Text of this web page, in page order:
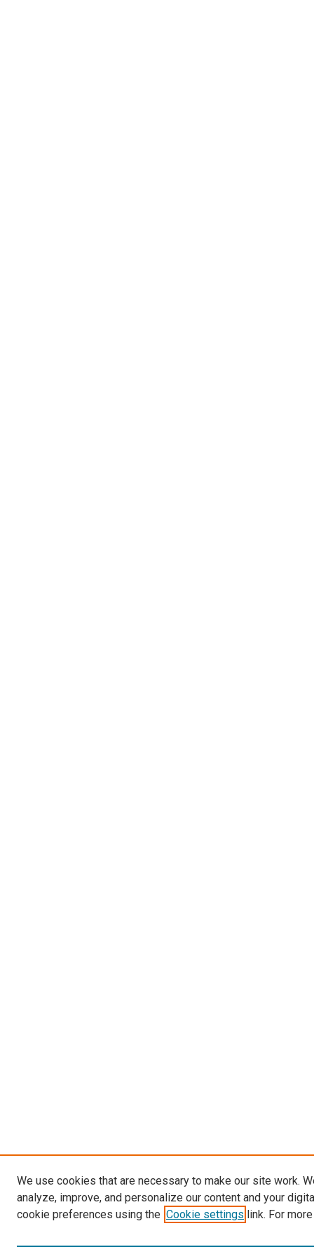
We use cookies that are necessary to make our site work.
analyze, improve, and personalize our content and your
cookie preferences using the Cookie settings link. For